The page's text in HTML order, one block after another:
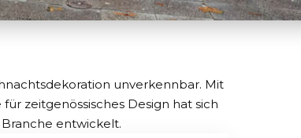
unverkennbar. Mit
zeitgenössisches Design hat sich
entwickelt.